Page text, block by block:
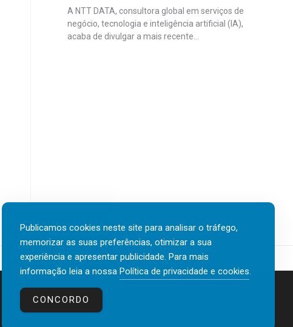
A NTT DATA, consultora global em serviços de
negócio, tecnologia e inteligência artificial (IA),
acaba de divulgar a mais recente...
Contactos
Publicamos cookies neste site para analisar o tráfego,
memorizar as suas preferências, otimizar a sua
experiência e apresentar publicidade. Para mais
informação leia a nossa Política de privacidade e cookies.
CONCORDO